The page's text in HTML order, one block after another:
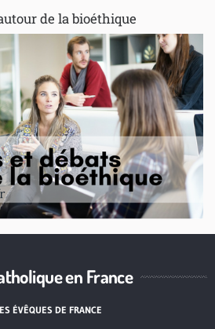
de la bioéthique
en France
ÉVÊQUES DE FRANCE